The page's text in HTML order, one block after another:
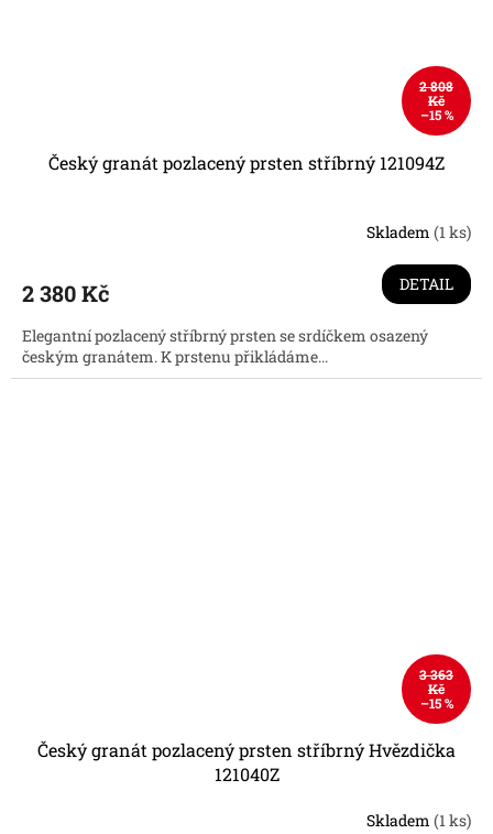
2 808
Kč
–15 %
Český granát pozlacený prsten stříbrný 121094Z
Skladem (1 ks)
2 380 Kč DETAIL
Elegantní pozlacený stříbrný prsten se srdíčkem osazený
českým granátem. K prstenu přikládáme...
3 363
Kč
–15 %
Český granát pozlacený prsten stříbrný Hvězdička
121040Z
Skladem (1 ks)